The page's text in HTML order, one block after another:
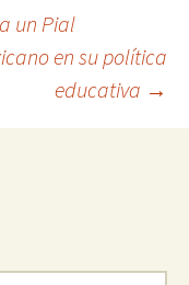
un Pial
en su política
educativa →